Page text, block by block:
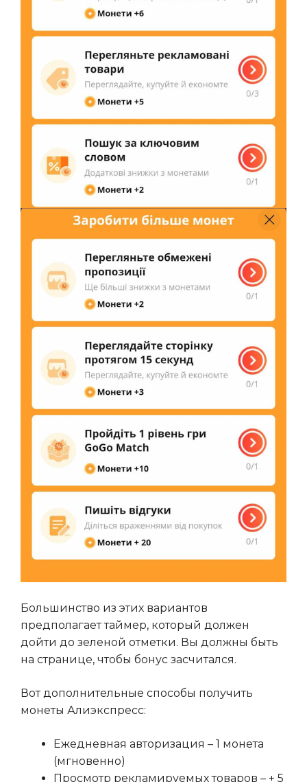
Большинство из этих вариантов
предполагает таймер, который должен
дойти до зеленой отметки. Вы должны быть
на странице, чтобы бонус засчитался.
Вот дополнительные способы получить
монеты Алиэкспресс:
Ежедневная авторизация – 1 монета
(мгновенно)
Просмотр рекламируемых товаров – + 5